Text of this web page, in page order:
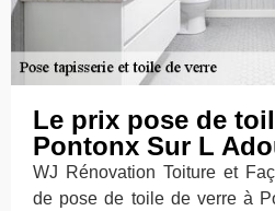
Le prix pose de
Pontonx Sur L
WJ Rénovation Toiture et
de pose de toile de verre à